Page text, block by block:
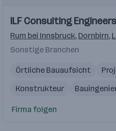
Einblicke
ILF Consulting
Rum bei Innsbruck, Dornbirn,
Sonstige Branchen
Örtliche Bauaufsicht
Konstrukteur
Firma folgen